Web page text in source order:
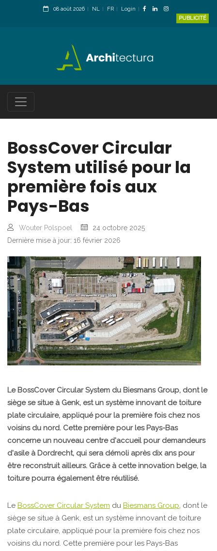
08 août 2026 NL FR
Login
PUBLICITÉ
BossCover Circular
System utilisé pour la
première fois aux
Pays-Bas
Wouter Polspoel
24 octobre 2025
Dernière mise à jour: 16 février 2026
Le BossCover Circular System du Biesmans Group, dont le
siège se situe à Genk, est un système innovant de toiture
plate circulaire, appliqué pour la première fois chez nos
voisins du nord. Cette première pour les Pays-Bas
concerne un nouveau centre d'accueil pour demandeurs
d'asile à Dordrecht, qui sera démoli après dix ans pour
être reconstruit ailleurs. Grâce à cette innovation belge, la
toiture pourra également être réutilisé.
Le BossCover Circular System du Biesmans Group, dont le
siège se situe à Genk, est un système innovant de toiture
plate circulaire, appliqué pour la première fois chez nos
voisins du nord. Cette première pour les Pays-Bas